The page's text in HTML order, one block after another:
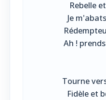
Rebelle
Je
Ah !
Tourne
Fidèle et